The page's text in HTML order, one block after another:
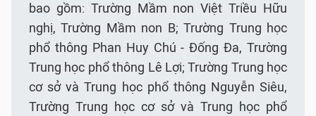
bao gồm: Trường Mầm non Việt Triều Hữu
nghị, Trường Mầm non B; Trường Trung học
phổ thông Phan Huy Chú - Đống Đa, Trường
Trung học phổ thông Lê Lợi; Trường Trung học
cơ sở và Trung học phổ thông Nguyễn Siêu,
Trường Trung học cơ sở và Trung học phổ